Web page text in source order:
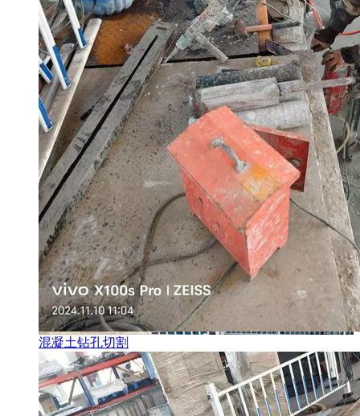
混凝土钻孔切割